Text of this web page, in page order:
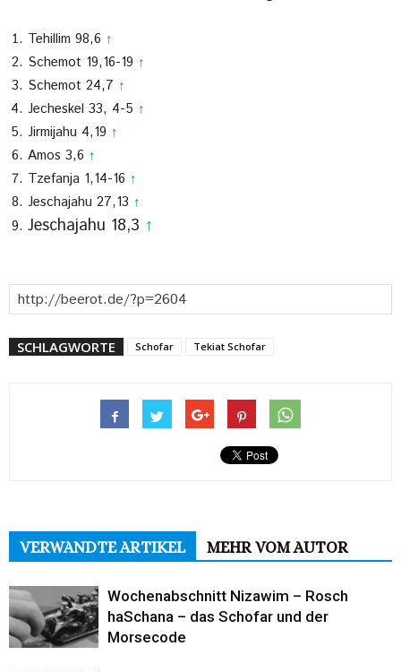
Tehillim 98,6 ↑
Schemot 19,16-19 ↑
Schemot 24,7 ↑
Jecheskel 33, 4-5 ↑
Jirmijahu 4,19 ↑
Amos 3,6 ↑
Tzefanja 1,14-16 ↑
Jeschajahu 27,13 ↑
Jeschajahu 18,3 ↑
SCHLAGWORTE Schofar Tekiat Schofar
VERWANDTE ARTIKEL MEHR VOM AUTOR
Wochenabschnitt Nizawim – Rosch
haSchana – das Schofar und der
Morsecode